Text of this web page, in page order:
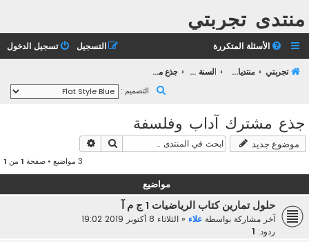
منتدى تجربتي
الأسئلة المتكررة تسجيل الدخول التسجيل
تجربتي منتديات التعليم الثانوي السنة الأولى ثانوي جذع مشترك آداب وفلسفة
التصميم :
ث
جذع مشترك آداب وفلسفة
موضوع جديد بحث
3 مواضيع • صفحة 1 من 1
مواضيع
حلول تمارين كتاب الرياضيات 1 ج م آ
آخر مشاركة بواسطة علاء « الثلاثاء 8 أكتوبر 2019 19:02
ردود: 1